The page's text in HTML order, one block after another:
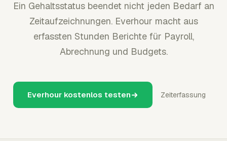
Ein Gehaltsstatus beendet nicht jeden Bedarf an
Zeitaufzeichnungen. Everhour macht aus
erfassten Stunden Berichte für Payroll,
Abrechnung und Budgets.
Everhour kostenlos testen Zeiterfassung